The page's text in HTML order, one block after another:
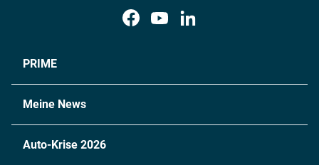
PRIME
Meine News
Auto-Krise 2026